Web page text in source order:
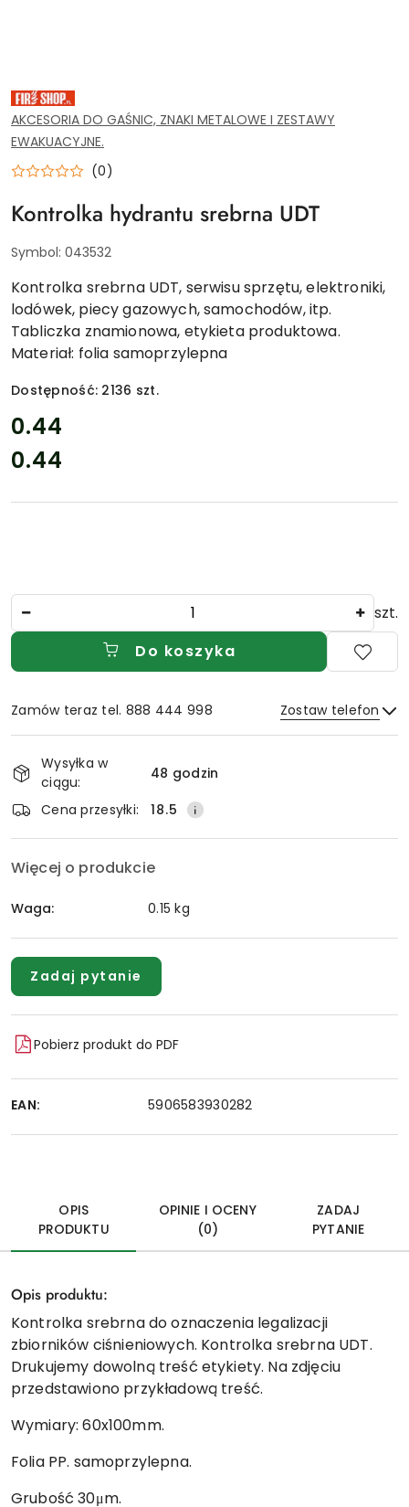
SPRZĘT
PPOŻ,
WYPOSAŻENIE
I
NARZĘDZIA
SERWISU
GAŚNIC.
PRZEMYSŁU
I
AKCESORIA
MONAŻOWE
GAŚNIC
I
ZNAKÓW.
AKCESORIA DO GAŚNIC, ZNAKI METALOWE I ZESTAWY
EWAKUACYJNE.
(0)
Kontrolka hydrantu srebrna UDT
Symbol: 043532
Kontrolka srebrna UDT, serwisu sprzętu, elektroniki,
lodówek, piecy gazowych, samochodów, itp.
Tabliczka znamionowa, etykieta produktowa.
Materiał: folia samoprzylepna
Dostępność: 2136 szt.
cena:
0.44
Cena:
0.44
szt.
Do koszyka
Zamów teraz tel. 888 444 998 Zostaw telefon
i
dostawa
Wysyłka w
ciągu:
48 godzin
Cena przesyłki:
18.5
Więcej o produkcie
Waga: 0.15 kg
Zadaj pytanie
Pobierz produkt do PDF
EAN: 5906583930282
OPIS
PRODUKTU
OPINIE I OCENY
(0)
ZADAJ
PYTANIE
Opis produktu:
Kontrolka srebrna do oznaczenia legalizacji
zbiorników ciśnieniowych. Kontrolka srebrna UDT.
Drukujemy dowolną treść etykiety. Na zdjęciu
przedstawiono przykładową treść.
Wymiary: 60x100mm.
Folia PP. samoprzylepna.
Grubość 30μm.